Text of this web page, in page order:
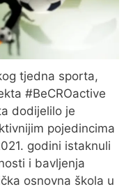
tjedna sporta,
#BeCROactive
dodijelilo je
pojedincima
godini istaknuli
i bavljenja
osnovna škola u